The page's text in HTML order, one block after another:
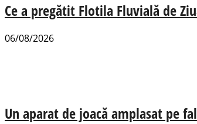
Ce a pregătit Flotila Fluvială de
06/08/2026
Un aparat de joacă amplasat pe